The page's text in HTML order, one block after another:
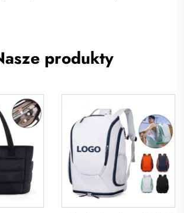
produkty